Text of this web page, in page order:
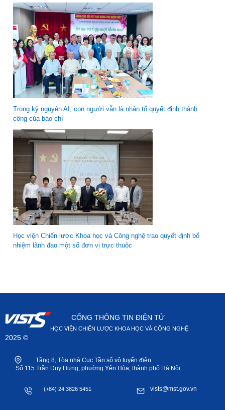
Trong kỷ nguyên AI, con người vẫn là nhân tố quyết định thành
công của báo chí
Học viện Chiến lược Khoa học và Công nghệ trao quyết định bổ
nhiệm lãnh đạo một số đơn vị trực thuộc
2025 ©
CỔNG THÔNG TIN ĐIỆN TỬ
HỌC VIỆN CHIẾN LƯỢC KHOA HỌC VÀ CÔNG NGHỆ
Tầng 8, Tòa nhà Cục Tần số vô tuyến điện
Số 115 Trần Duy Hưng, phường Yên Hòa, thành phố Hà Nội
(+84) 24 3826 5451 vists@mst.gov.vn